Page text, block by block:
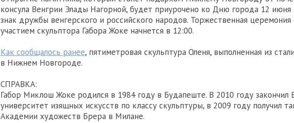
консула Венгрии Элады Нагорной, будет приурочено ко Дню города 12 июня
знак дружбы венгерского и российского народов. Торжественная
участием скульптора Габора Жоке начнется в 12:00.
Как сообщалось ранее, пятиметровая скульптура Оленя, выполненная из
в Нижнем Новгороде.
СПРАВКА:
Габор Миклош Жоке родился в 1984 году в Будапеште. В 2010 году закончил
университет изящных искусств по классу скульптуры, в 2009 году получил
Академии художеств Брера в Милане.